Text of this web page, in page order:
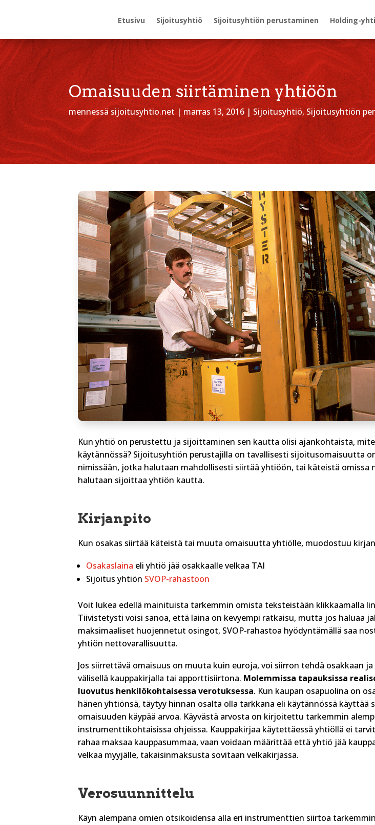
Etusivu Sijoitusyhtiö Sijoitusyhtiön perustaminen Holding-
Omaisuuden siirtäminen yhtiöön
mennessäsijoitusyhtio.net|marras 13, 2016|Sijoitusyhtiö,Sijoitusyhtiön
Kun yhtiö on perustettu ja sijoittaminen sen kautta olisi ajankohtaista,
käytännössä? Sijoitusyhtiön perustajilla on tavallisesti sijoitusomaisuutta
nimissään, jotka halutaan mahdollisesti siirtää yhtiöön, tai käteistä omissa
halutaan sijoittaa yhtiön kautta.
Kirjanpito
Kun osakas siirtää käteistä tai muuta omaisuutta yhtiölle, muodostuu
Osakaslaina eli yhtiö jää osakkaalle velkaa TAI
Sijoitus yhtiön SVOP-rahastoon
Voit lukea edellä mainituista tarkemmin omista teksteistään klikkaamalla
Tiivistetysti voisi sanoa, että laina on kevyempi ratkaisu, mutta jos haluaa
maksimaaliset huojennetut osingot, SVOP-rahastoa hyödyntämällä saa
yhtiön nettovarallisuutta.
Jos siirrettävä omaisuus on muuta kuin euroja, voi siirron tehdä osakkaan
välisellä kauppakirjalla tai apporttisiirtona. Molemmissa tapauksissa
luovutus henkilökohtaisessa verotuksessa. Kun kaupan osapuolina on
hänen yhtiönsä, täytyy hinnan osalta olla tarkkana eli käytännössä käyttää
omaisuuden käypää arvoa. Käyvästä arvosta on kirjoitettu tarkemmin
instrumenttikohtaisissa ohjeissa. Kauppakirjaa käytettäessä yhtiöllä ei
rahaa maksaa kauppasummaa, vaan voidaan määrittää että yhtiö jää
velkaa myyjälle, takaisinmaksusta sovitaan velkakirjassa.
Verosuunnittelu
Käyn alempana omien otsikoidensa alla eri instrumenttien siirtoa